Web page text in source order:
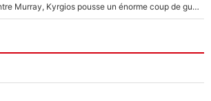
Victime de racisme contre Murray, Kyrgios pousse un énorme coup de gueule !